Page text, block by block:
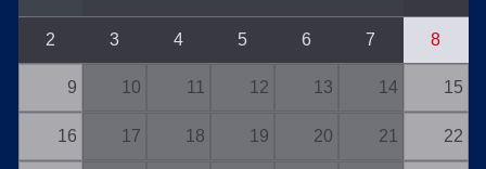
2 3 4 5 6 7 8
9 10 11 12 13 14 15
16 17 18 19 20 21 22